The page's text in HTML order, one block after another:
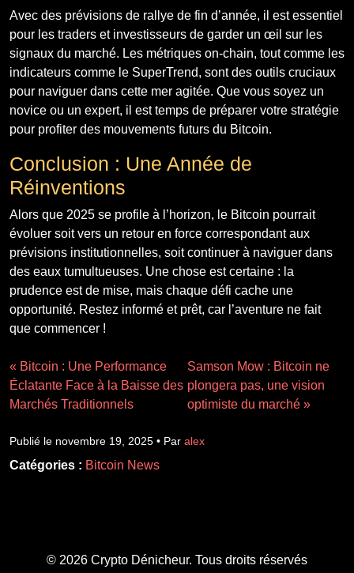
Avec des prévisions de rallye de fin d’année, il est essentiel
pour les traders et investisseurs de garder un œil sur les
signaux du marché. Les métriques on-chain, tout comme les
indicateurs comme le SuperTrend, sont des outils cruciaux
pour naviguer dans cette mer agitée. Que vous soyez un
novice ou un expert, il est temps de préparer votre stratégie
pour profiter des mouvements futurs du Bitcoin.
Conclusion : Une Année de
Réinventions
Alors que 2025 se profile à l’horizon, le Bitcoin pourrait
évoluer soit vers un retour en force correspondant aux
prévisions institutionnelles, soit continuer à naviguer dans
des eaux tumultueuses. Une chose est certaine : la
prudence est de mise, mais chaque défi cache une
opportunité. Restez informé et prêt, car l’aventure ne fait
que commencer !
« Bitcoin : Une Performance
Éclatante Face à la Baisse des
Marchés Traditionnels
Samson Mow : Bitcoin ne
plongera pas, une vision
optimiste du marché »
Publié le novembre 19, 2025 • Par alex
Catégories : Bitcoin News
© 2026 Crypto Dénicheur. Tous droits réservés